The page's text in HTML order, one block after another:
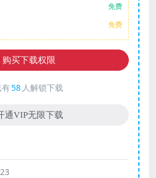
免费
免费
购买下载权限
有58 人解锁下载
通VIP无限下载